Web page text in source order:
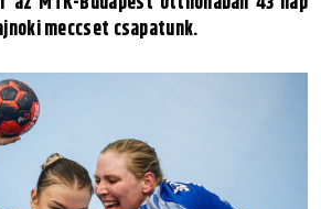
meccset csapatunk.